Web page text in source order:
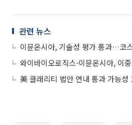
관련 뉴스
이뮨온시아, 기술성 평가 통과…코